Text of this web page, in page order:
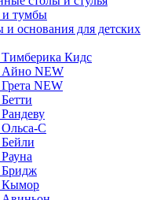
тумбы
и основания для детских
Тимберика Кидс
Айно NEW
Грета NEW
Ольса-С
Бейли
Бридж
Кымор